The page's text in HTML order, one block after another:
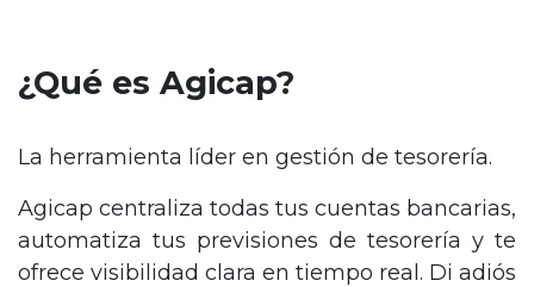
¿Qué es Agicap?
La herramienta líder en gestión de tesorería.
Agicap centraliza todas tus cuentas bancarias,
automatiza tus previsiones de tesorería y te
ofrece visibilidad clara en tiempo real. Di adiós